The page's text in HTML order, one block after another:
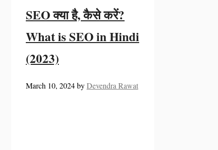
SEO क्या है, कैसे करें?
What is SEO in Hindi
(2023)
March 10, 2024byDevendra Rawat